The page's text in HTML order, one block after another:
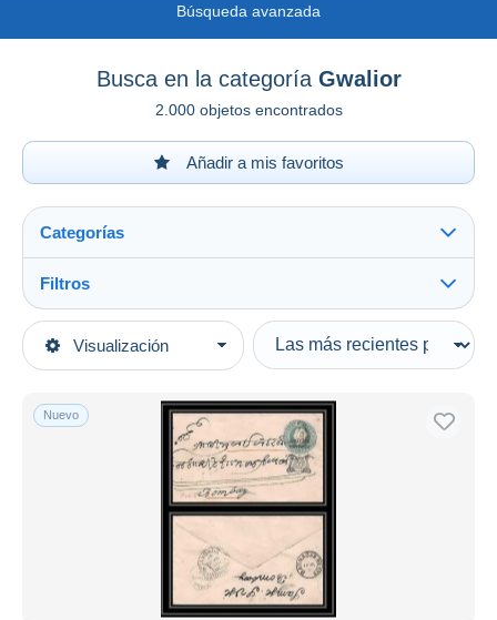
Búsqueda avanzada
Busca en la categoría Gwalior
2.000 objetos encontrados
Añadir a mis favoritos
Visualización
Categorías
Categorías principales
Asia
1869-1949 Estados principescos de la India
Filtros
Tipo de venta
Activas
Precios fijos
Subasta con ofertas
Subastas sin pujas
Casa de subastas
Todas las duraciones
Nuevo